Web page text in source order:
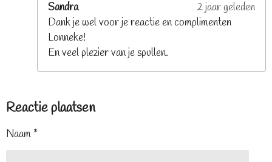
Sandra
2 jaar geleden
Dank je wel voor je reactie en complimenten
Lonneke!
En veel plezier van je spullen.
Reactie plaatsen
Naam *